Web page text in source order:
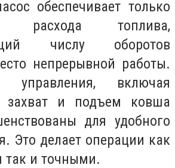
обеспечивает только
расхода топлива,
числу оборотов
непрерывной работы.
включая
захват и подъем ковша
для удобного
Это делает операции как
так и точными.